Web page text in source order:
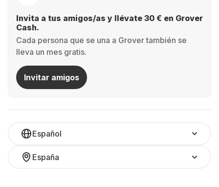
Invita a tus amigos/as y llévate 30 € en Grover
Cash.
Cada persona que se una a Grover también se
lleva un mes gratis.
Invitar amigos
Español
España